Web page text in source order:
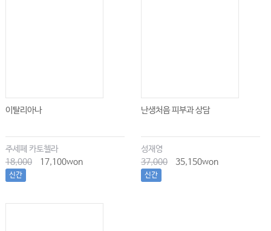
이탈리아나
주세페 카토첼라
18,000
17,100won
신간
난생처음 피부과 상담
성재영
37,000
35,150won
신간